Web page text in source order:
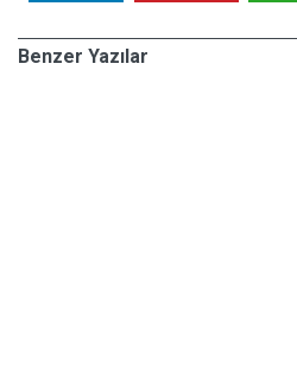
Benzer Yazılar